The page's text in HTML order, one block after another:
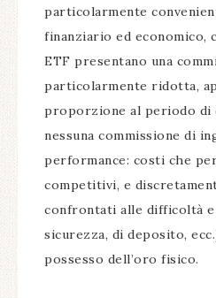
particolarmente
finanziario ed economico,
ETF presentano una
particolarmente ridotta,
proporzione al periodo di
nessuna commissione di
performance: costi che
competitivi, e
confrontati alle difficoltà
sicurezza, di deposito,
possesso dell’oro fisico.